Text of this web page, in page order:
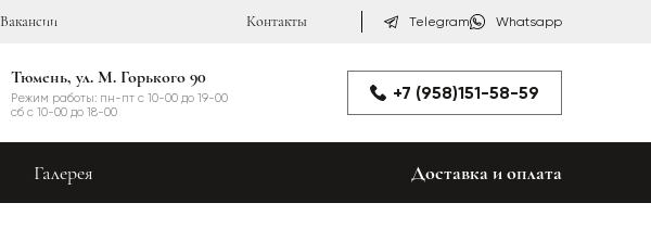
Вакансии Контакты Telegram Whatsapp
Тюмень, ул. М. Горького 90
Режим работы: пн-пт с 10-00 до 19-00
сб с 10-00 до 18-00
+7 (958)151-58-59
Галерея Доставка и оплата